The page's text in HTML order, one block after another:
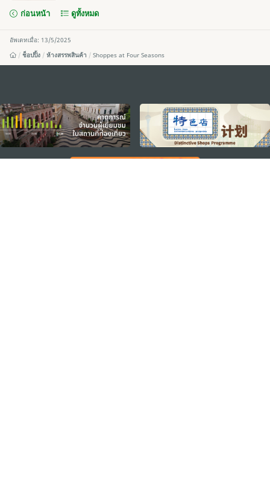
ก่อนหน้า ดูทั้งหมด
อัพเดทเมื่อ: 13/5/2025
ช็อปปิ้ง
ห้างสรรพสินค้า Shoppes at Four Seasons
external links